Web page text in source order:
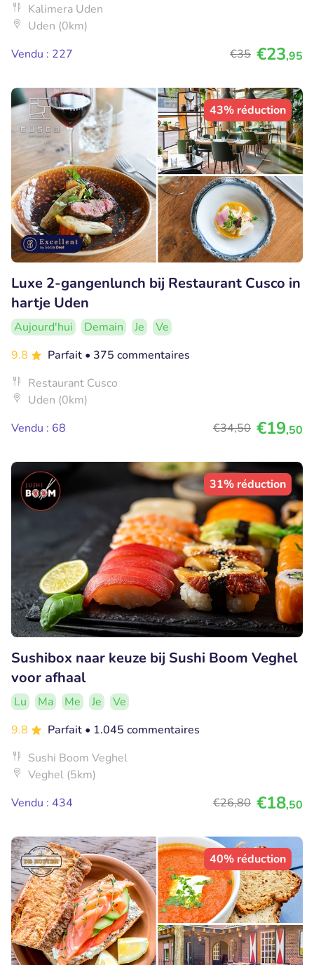
Kalimera Uden
Uden (0km)
Vendu : 227
€35 €23,95
43% réduction
Luxe 2-gangenlunch bij Restaurant Cusco in
hartje Uden
Aujourd'hui Demain Je
Ve
9.8
Parfait • 375 commentaires
Restaurant Cusco
Uden (0km)
Vendu : 68
€34,50 €19,50
31% réduction
Sushibox naar keuze bij Sushi Boom Veghel
voor afhaal
Lu Ma Me Je
Ve
9.8
Parfait • 1.045 commentaires
Sushi Boom Veghel
Veghel (5km)
Vendu : 434
€26,80 €18,50
40% réduction